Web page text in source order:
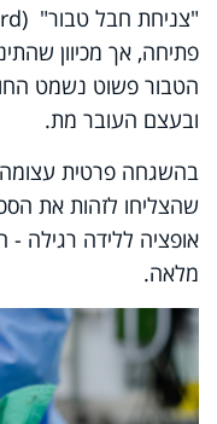
"צניחת חבל טבור"
פתיחה, אך מכיוון
הטבור פשוט נשמט
ובעצם העובר מת.
בהשגחה פרטית עצומה
שהצליחו לזהות את
אופציה ללידה רגילה -
מלאה.